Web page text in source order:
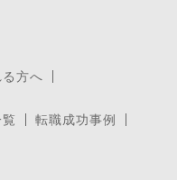
方へ
転職成功事例